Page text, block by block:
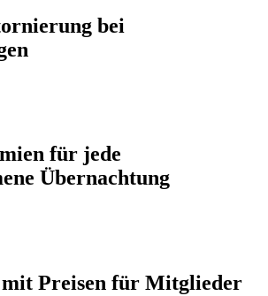
bei
für jede
Übernachtung
Preisen für Mitglieder